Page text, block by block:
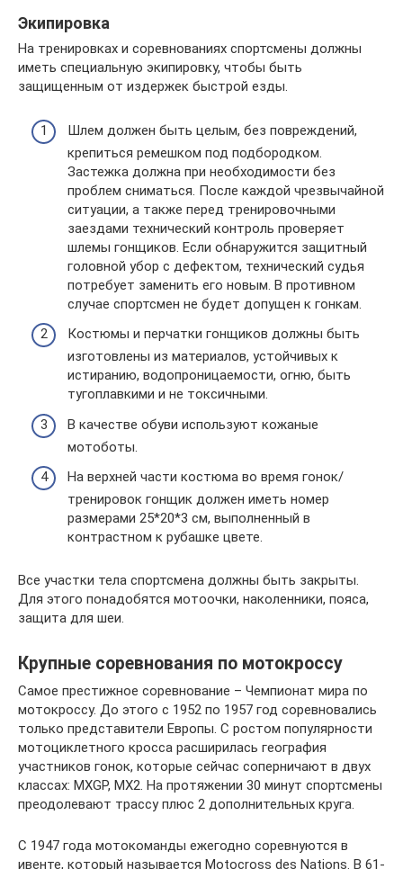
Экипировка
На тренировках и соревнованиях спортсмены должны
иметь специальную экипировку, чтобы быть
защищенным от издержек быстрой езды.
Шлем должен быть целым, без повреждений,
крепиться ремешком под подбородком.
Застежка должна при необходимости без
проблем сниматься. После каждой чрезвычайной
ситуации, а также перед тренировочными
заездами технический контроль проверяет
шлемы гонщиков. Если обнаружится защитный
головной убор с дефектом, технический судья
потребует заменить его новым. В противном
случае спортсмен не будет допущен к гонкам.
Костюмы и перчатки гонщиков должны быть
изготовлены из материалов, устойчивых к
истиранию, водопроницаемости, огню, быть
тугоплавкими и не токсичными.
В качестве обуви используют кожаные
мотоботы.
На верхней части костюма во время гонок/
тренировок гонщик должен иметь номер
размерами 25*20*3 см, выполненный в
контрастном к рубашке цвете.
Все участки тела спортсмена должны быть закрыты.
Для этого понадобятся мотоочки, наколенники, пояса,
защита для шеи.
Крупные соревнования по мотокроссу
Самое престижное соревнование – Чемпионат мира по
мотокроссу. До этого с 1952 по 1957 год соревновались
только представители Европы. С ростом популярности
мотоциклетного кросса расширилась география
участников гонок, которые сейчас соперничают в двух
классах: MXGP, MX2. На протяжении 30 минут спортсмены
преодолевают трассу плюс 2 дополнительных круга.
С 1947 года мотокоманды ежегодно соревнуются в
ивенте, который называется Motocross des Nations. В 61-